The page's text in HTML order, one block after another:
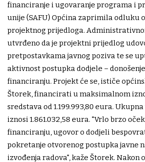
financiranje i ugovaranje programa i
unije (SAFU) Općina zaprimila odluku
projektnog prijedloga.
utvrđeno da je projektni prijedlog
pretpostavkama javnog poziva te se
aktivnost postupka dodjele –
financiranju. Projekt će se, ističe
Štorek, financirati u maksimalnom
sredstava od 1.199.993,80 eura.
iznosi 1.861.032,58 eura. "Vrlo brzo
financiranju, ugovor o dodjeli
pokretanje otvorenog postupka javne
izvođenja radova", kaže Štorek. Nakon